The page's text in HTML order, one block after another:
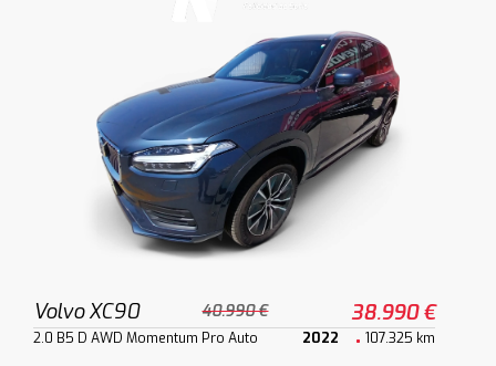
Volvo XC90 40.990 € 38.990 €
2.0 B5 D AWD Momentum Pro Auto 2022 107.325 km